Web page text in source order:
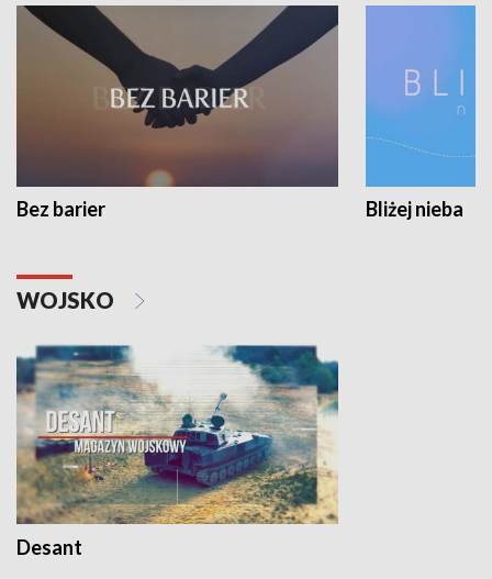
Bez barier Bliżej nieba
WOJSKO
Desant